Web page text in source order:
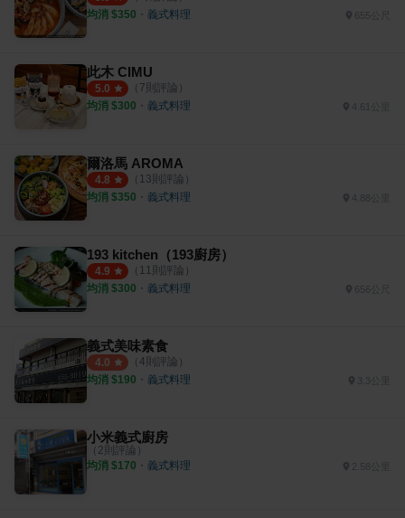
均消 $350 ・ 義式料理 655公尺
此木 CIMU
5.0 （ 7則評論）
均消 $300 ・ 義式料理 4.61公里
爾洛馬 AROMA
4.8 （ 13則評論）
均消 $350 ・ 義式料理 4.88公里
193 kitchen（193廚房）
4.9 （ 11則評論）
均消 $300 ・ 義式料理 656公尺
義式美味素食
4.0 （ 4則評論）
均消 $190 ・ 義式料理
小米義式廚房
（ 2則評論）
均消 $170 ・ 義式料理 2.58公里